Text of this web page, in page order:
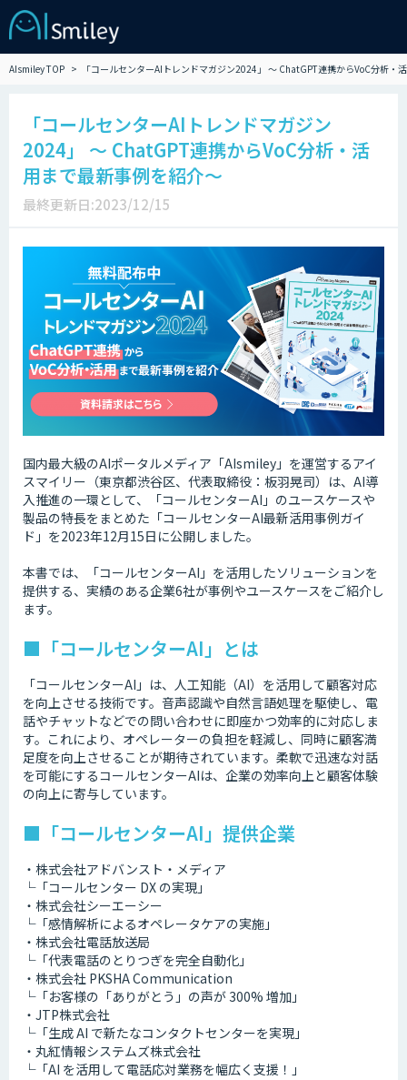
AIsmiley TOP 「コールセンターAIトレンドマガジン2024」 ～ ChatGPT連携からVoC分析・
「コールセンターAIトレンドマガジン
2024」 ～ ChatGPT連携からVoC分析・活
用まで最新事例を紹介～
最終更新日:2023/12/15
国内最大級のAIポータルメディア「AIsmiley」を運営するアイ
スマイリー（東京都渋谷区、代表取締役：板羽晃司）は、AI導
入推進の一環として、「コールセンターAI」のユースケースや
製品の特長をまとめた「コールセンターAI最新活用事例ガイ
ド」を2023年12月15日に公開しました。
本書では、「コールセンターAI」を活用したソリューションを
提供する、実績のある企業6社が事例やユースケースをご紹介し
ます。
■「コールセンターAI」とは
「コールセンターAI」は、人工知能（AI）を活用して顧客対応
を向上させる技術です。音声認識や自然言語処理を駆使し、電
話やチャットなどでの問い合わせに即座かつ効率的に対応しま
す。これにより、オペレーターの負担を軽減し、同時に顧客満
足度を向上させることが期待されています。柔軟で迅速な対話
を可能にするコールセンターAIは、企業の効率向上と顧客体験
の向上に寄与しています。
■「コールセンターAI」提供企業
・株式会社アドバンスト・メディア
└「コールセンター DX の実現」
・株式会社シーエーシー
└「感情解析によるオペレータケアの実施」
・株式会社電話放送局
└「代表電話のとりつぎを完全自動化」
・株式会社 PKSHA Communication
└「お客様の「ありがとう」の声が 300% 増加」
・JTP株式会社
└「生成 AI で新たなコンタクトセンターを実現」
・丸紅情報システムズ株式会社
└「AI を活用して電話応対業務を幅広く支援！」